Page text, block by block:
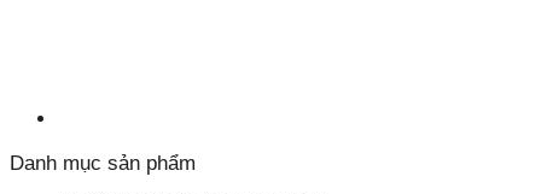
Danh mục sản phẩm